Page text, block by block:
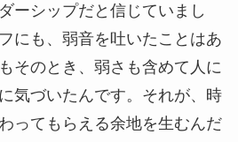
ーシップだと信じていまし
にも、弱音を吐いたことはあ
そのとき、弱さも含めて人に
気づいたんです。それが、時
ってもらえる余地を生むんだ